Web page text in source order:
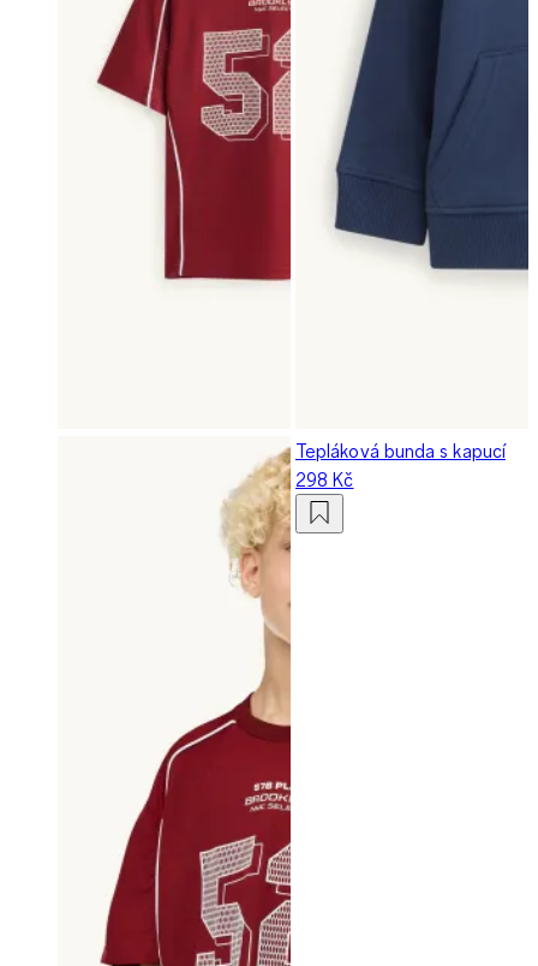
Tepláková bunda s kapucí
298 Kč